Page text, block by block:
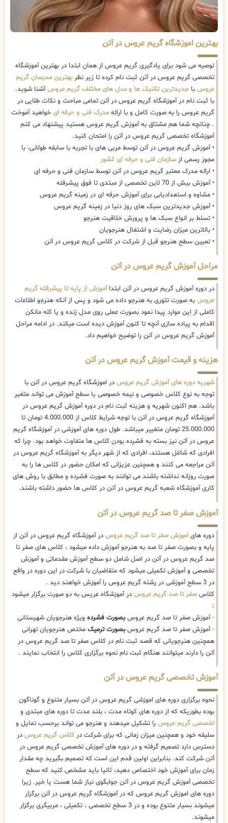
بهترین اموزشگاه گریم عروس در آتن
توصیه می شود برای یادگیری گریم عروس از همان ابتدا در بهترین آموزشگاه
تخصصی گریم عروس در آتن ثبت نام کرده تا زیر نظربهترین مدرسان گریم
عروس با جدیدترین تکنیک ها و مدل های مختلف گریم عروسآشنا شوید.
با ثبت نام در آموزشگاه گریم عروس در آتن تمامی مباحث و نکات طلایی در
گریم عروس را به صورت کامل و با ارائه مدرک فنی و حرفه ای خواهید آموخت
. چنانچه شما هم مشتاق به آموزش گریم عروس هستید پیشنهاد می کنم
آموزشگاه تخصصی گریم عروس در آتن را امتحان کنید.
• آموزش گریم عروس در آتن توسط مربی های با تجربه با سابقه طولانی، با
مجوز رسمی ازسازمان فنی و حرفه ای کشور
• ارائه مدرک معتبر گریم عروس در آتن توسط سازمان فنی و حرفه ای
• آموزش بیش از 70 لاین تخصصی از مبتدی تا فوق پیشرفته
• مشاوه و استعدادیابی برای آموزش حرفه ای در زمینه گریم عروس
• آموزش جدیدترین سبک های روز دنیا در زمینه گریم عروس
• تسلط بر انواع سبک ها و پرورش خلاقیت هنرجو
• بالاترین میزان رضایت و اشتغال هنرجویان
• تعیین سطح هنرجو قبل از شرکت در کلاس گریم عروس در آتن
مراحل آموزش گریم عروس در آتن
در دوره آموزش گریم عروس در آتن ابتداآموزش از پایه تا پیشرفته گریم
عروس به صورت تئوری به هنرجو داده می شود و پس از آنکه هنرجو اطلاعات
کاملی از این موارد پیدا نمود بصورت عملی روی مدل زنده و یا کله مانکن
اقدام به پیاده سازی آنچه تا کنون آموزش دیده است میکند. در ادامه مراحل
آموزش گریم عروس در آتن را توضیح خواهیم داد.
هزینه و قیمت آموزش گریم عروس در آتن
شهریه دوره های آموزش گریم عروس در اموزشگاه گریم عروس در آتن با
توجه به نوع کلاس خصوصی و نیمه خصوصی یا سطح آموزش می تواند متغیر
باشد. هم اکنون شهریه و هزینه ثبت نام در دوره آموزش گریم عروس در
آموزشگاه گریم عروس در آتن با توجه شرایط کلاس از 4.000.000 تومان تا
25.000.000 تومان متغییر میباشد. طول دوره های آموزشی در آموزشگاه گریم
عروس در آتن نیز بسته به فشرده بودن کلاس ها متفاوت خواهد بود. چرا که
افرادی که شاغل هستند، افرادی که از شهر دیگر به آموزشگاه گریم عروس در
آتن مراجعه می کنند و همچنین عزیزانی که امکان حضور در کلاس ها را به
صورت روزانه نداشته باشند می توانند به صورت فشرده و مطابق با روش های
کاری آموزشگاه شعبه گریم عروس در آتن در کلاس ها حضور داشته باشند.
آموزش صفر تا صد گریم عروس در آتن
دوره های اموزش صفر تا صد گریم عروس در آموزشگاه گریم عروس در آتن از
پایه و بصورت صفر تا صد به هنرجو آموزش داده میشود ، کلاس های صفر تا
صد گریم عروس در آتن در اصل شامل دو سطح آموزش مقدماتی و آموزش
تخصصی و آموزش تکمیلی میشود که متقاضیان با شرکت در این دوره در واقع
در 3 سطح آموزشی در رشته گریم عروس را آموزش خواهند دید .
کلاسصفر تا صد گریم عروس در آموزشگاه عریس به دو صورت برگزار میشود
:
- آموزش صفر تا صد گریم عروسبصورت فشرده ویژه هنرجویان شهرستانی
- آموزش صفر تا صد گریم عروسبصورت ترمیک مختص هنرجویان تهرانی
همچنین هنرجویانی که قصد ثبت نام در کلاس صفر تا صد گریم عروس در
آتن را دارند میتوانند هنگام ثبت نام نحوه برگزاری کلاس را انتخاب نمایند .
آموزش تخصصی گریم عروس در آتن
نحوه برگزاری دوره های اموزشی گریم عروس در آتن بسیار متنوع و گوناگون
بوده بطوریکه که از دوره های کوتاه مدت ، بلند مدت تا دوره های مبتدی و
تخصصی گریم عروس را تشکیل میدهند و هنرجو می تواند برحسب تمایل و
سلیقه خود و همچنین میزان زمانی که برای شرکت در کلاس گریم عروس در
دسترس دارد تصمیم گرفته و در دوره های آموزش تخصصی گریم عروس در
آتن شرکت کند. بنابراین اولین قدم این است که تصمیم بگیرید چه مقدار
زمان برای آموزش خود اختصاص دهید، ثانیا باید مشخص کنید که سطح
تخصصی آموزش گریم عروس در آتن جوابگوی نیاز شما هست یا خیر. زیرا
دوره های اموزش گریم عروس که در آموزشگاه گریم عروس در آتن برگزار
میشوند بسیار متنوع بوده و در 3 سطح تخصصی ، تکمیلی ، مربیگری برگزار
میشوند.